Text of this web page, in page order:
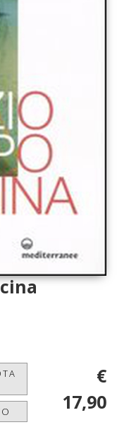
€
17,90